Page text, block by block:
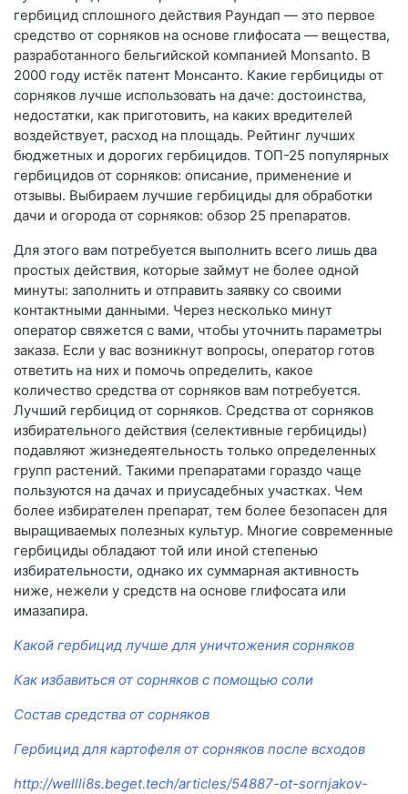
гербицид сплошного действия Раундап — это первое
средство от сорняков на основе глифосата — вещества,
разработанного бельгийской компанией Monsanto. В
2000 году истёк патент Монсанто. Какие гербициды от
сорняков лучше использовать на даче: достоинства,
недостатки, как приготовить, на каких вредителей
воздействует, расход на площадь. Рейтинг лучших
бюджетных и дорогих гербицидов. ТОП-25 популярных
гербицидов от сорняков: описание, применение и
отзывы. Выбираем лучшие гербициды для обработки
дачи и огорода от сорняков: обзор 25 препаратов.
Для этого вам потребуется выполнить всего лишь два
простых действия, которые займут не более одной
минуты: заполнить и отправить заявку со своими
контактными данными. Через несколько минут
оператор свяжется с вами, чтобы уточнить параметры
заказа. Если у вас возникнут вопросы, оператор готов
ответить на них и помочь определить, какое
количество средства от сорняков вам потребуется.
Лучший гербицид от сорняков. Средства от сорняков
избирательного действия (селективные гербициды)
подавляют жизнедеятельность только определенных
групп растений. Такими препаратами гораздо чаще
пользуются на дачах и приусадебных участках. Чем
более избирателен препарат, тем более безопасен для
выращиваемых полезных культур. Многие современные
гербициды обладают той или иной степенью
избирательности, однако их суммарная активность
ниже, нежели у средств на основе глифосата или
имазапира.
Какой гербицид лучше для уничтожения сорняков
Как избавиться от сорняков с помощью соли
Состав средства от сорняков
Гербицид для картофеля от сорняков после всходов
http://wellli8s.beget.tech/articles/54887-ot-sornjakov-